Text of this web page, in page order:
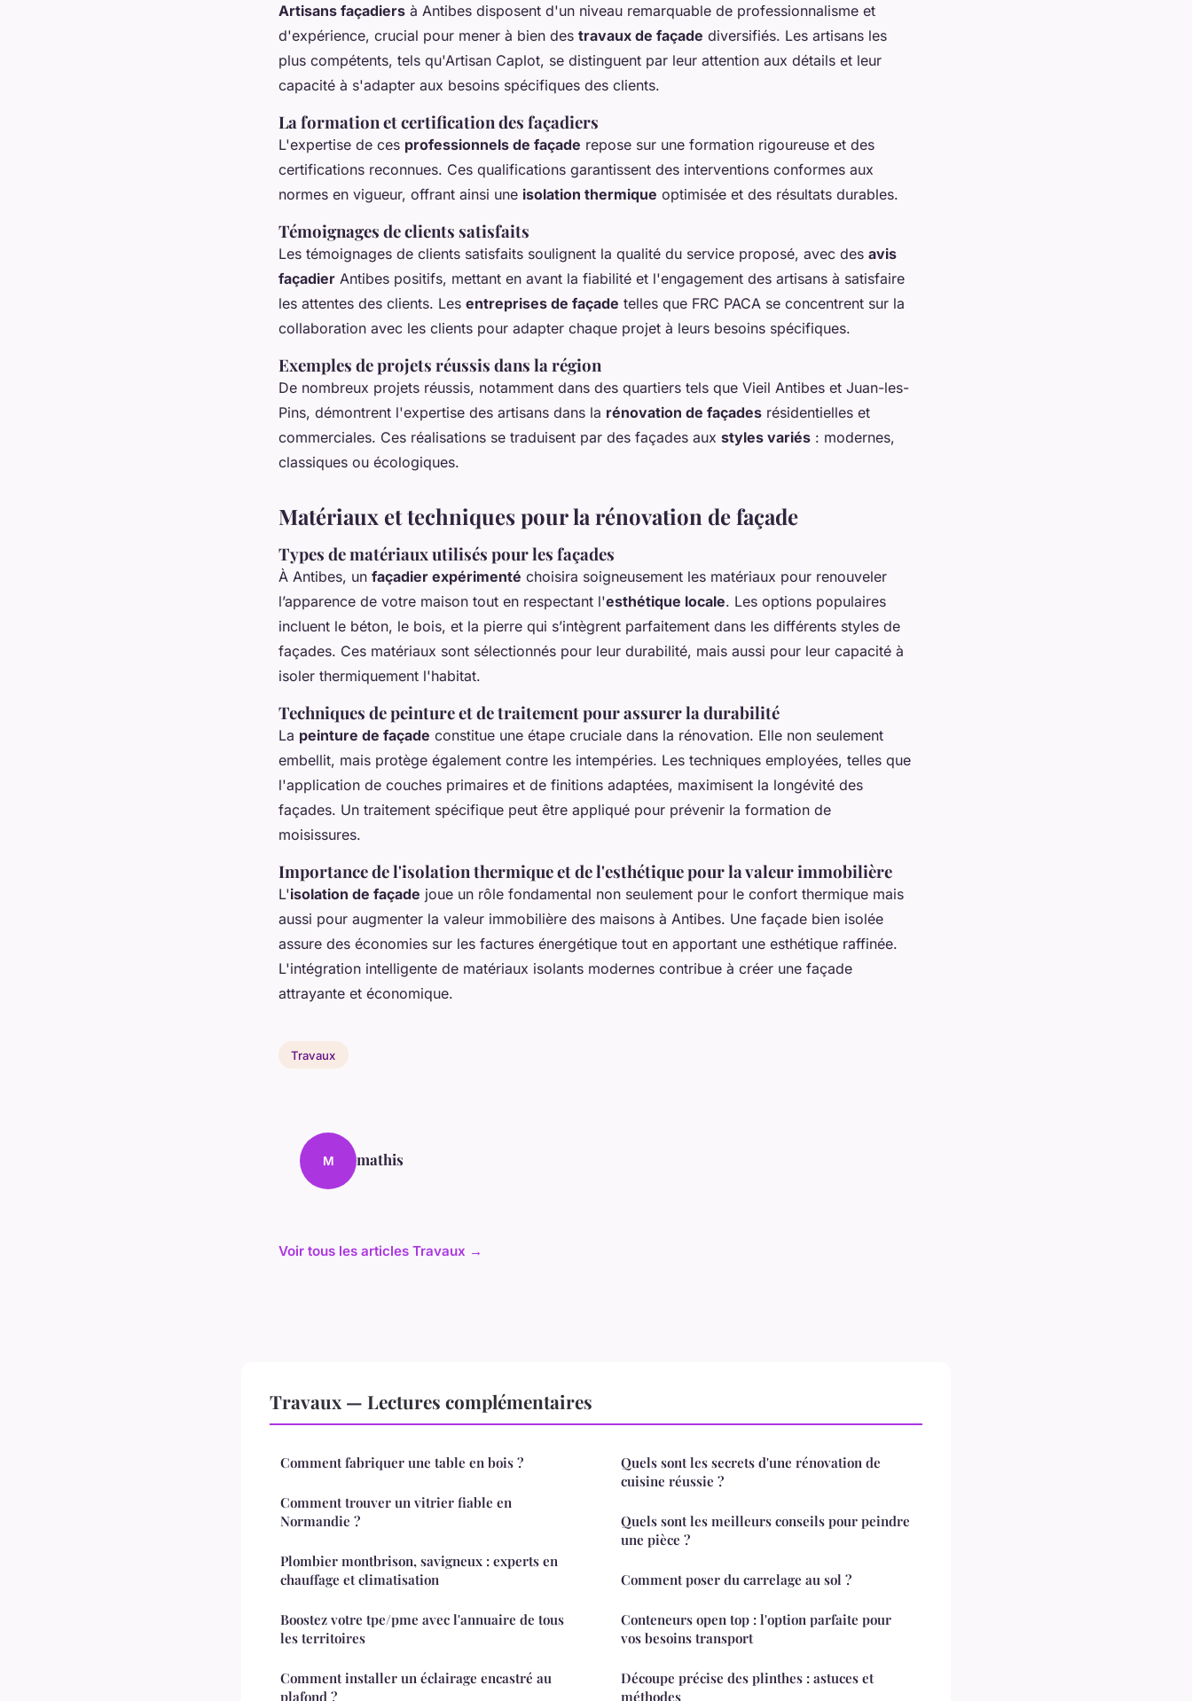
Artisans façadiers à Antibes disposent d'un niveau remarquable de professionnalisme et
d'expérience, crucial pour mener à bien des travaux de façade diversifiés. Les artisans les
plus compétents, tels qu'Artisan Caplot, se distinguent par leur attention aux détails et leur
capacité à s'adapter aux besoins spécifiques des clients.
La formation et certification des façadiers
L'expertise de ces professionnels de façade repose sur une formation rigoureuse et des
certifications reconnues. Ces qualifications garantissent des interventions conformes aux
normes en vigueur, offrant ainsi une isolation thermique optimisée et des résultats durables.
Témoignages de clients satisfaits
Les témoignages de clients satisfaits soulignent la qualité du service proposé, avec des avis
façadier Antibes positifs, mettant en avant la fiabilité et l'engagement des artisans à satisfaire
les attentes des clients. Les entreprises de façade telles que FRC PACA se concentrent sur la
collaboration avec les clients pour adapter chaque projet à leurs besoins spécifiques.
Exemples de projets réussis dans la région
De nombreux projets réussis, notamment dans des quartiers tels que Vieil Antibes et Juan-les-
Pins, démontrent l'expertise des artisans dans la rénovation de façades résidentielles et
commerciales. Ces réalisations se traduisent par des façades aux styles variés : modernes,
classiques ou écologiques.
Matériaux et techniques pour la rénovation de façade
Types de matériaux utilisés pour les façades
À Antibes, un façadier expérimenté choisira soigneusement les matériaux pour renouveler
l’apparence de votre maison tout en respectant l'esthétique locale. Les options populaires
incluent le béton, le bois, et la pierre qui s’intègrent parfaitement dans les différents styles de
façades. Ces matériaux sont sélectionnés pour leur durabilité, mais aussi pour leur capacité à
isoler thermiquement l'habitat.
Techniques de peinture et de traitement pour assurer la durabilité
La peinture de façade constitue une étape cruciale dans la rénovation. Elle non seulement
embellit, mais protège également contre les intempéries. Les techniques employées, telles que
l'application de couches primaires et de finitions adaptées, maximisent la longévité des
façades. Un traitement spécifique peut être appliqué pour prévenir la formation de
moisissures.
Importance de l'isolation thermique et de l'esthétique pour la valeur immobilière
L'isolation de façade joue un rôle fondamental non seulement pour le confort thermique mais
aussi pour augmenter la valeur immobilière des maisons à Antibes. Une façade bien isolée
assure des économies sur les factures énergétique tout en apportant une esthétique raffinée.
L'intégration intelligente de matériaux isolants modernes contribue à créer une façade
attrayante et économique.
Travaux
M mathis
Voir tous les articles Travaux →
Travaux — Lectures complémentaires
Comment fabriquer une table en bois ?
Comment trouver un vitrier fiable en
Normandie ?
Plombier montbrison, savigneux : experts en
chauffage et climatisation
Boostez votre tpe/pme avec l'annuaire de tous
les territoires
Comment installer un éclairage encastré au
plafond ?
Quels sont les secrets d'une rénovation de
cuisine réussie ?
Quels sont les meilleurs conseils pour peindre
une pièce ?
Comment poser du carrelage au sol ?
Conteneurs open top : l'option parfaite pour
vos besoins transport
Découpe précise des plinthes : astuces et
méthodes